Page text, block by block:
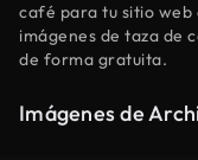
café para tu sitio web
imágenes de taza de
de forma gratuita.
Imágenes de